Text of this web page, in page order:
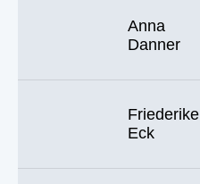
Anna
Danner
Friederike
Eck